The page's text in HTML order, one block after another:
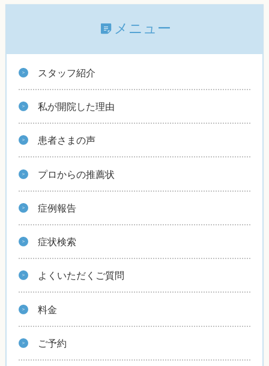
メニュー
スタッフ紹介
私が開院した理由
患者さまの声
プロからの推薦状
症例報告
症状検索
よくいただくご質問
料金
ご予約